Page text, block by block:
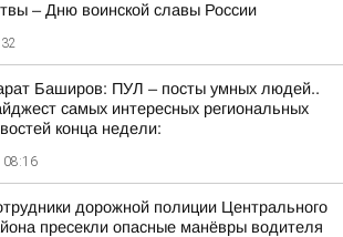
– Дню воинской славы России
Баширов: ПУЛ – посты умных людей..
самых интересных региональных
конца недели:
08:16
дорожной полиции Центрального
пресекли опасные манёвры водителя